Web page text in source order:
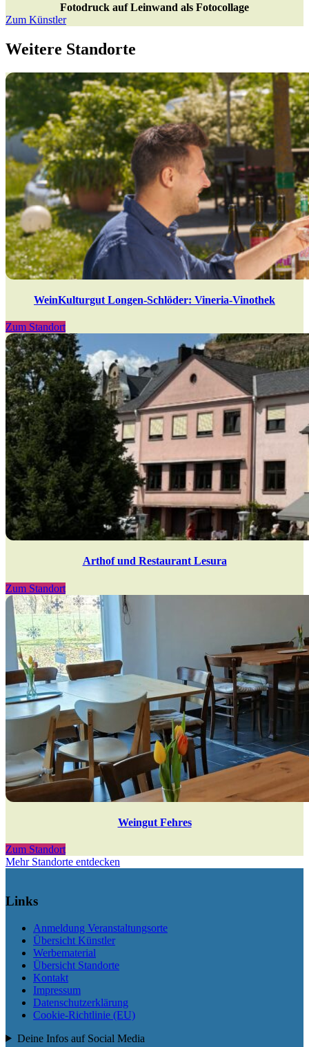
Fotodruck auf Leinwand als Fotocollage
Zum Künstler
Weitere Standorte
WeinKulturgut Longen-Schlöder: Vineria-Vinothek
Zum Standort
Arthof und Restaurant Lesura
Zum Standort
Weingut Fehres
Zum Standort
Mehr Standorte entdecken
Links
Anmeldung Veranstaltungsorte
Übersicht Künstler
Werbematerial
Übersicht Standorte
Kontakt
Impressum
Datenschutzerklärung
Cookie-Richtlinie (EU)
Deine Infos auf Social Media